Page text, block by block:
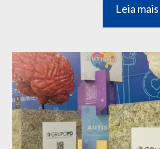
Leia mais